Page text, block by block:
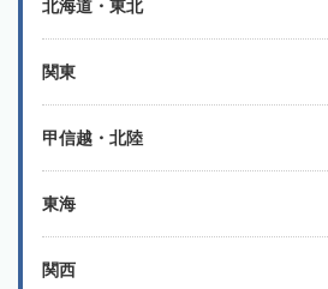
北海道・東北
関東
甲信越・北陸
東海
関西